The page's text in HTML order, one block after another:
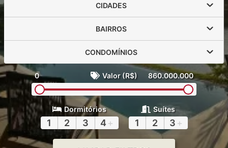
CIDADES
BAIRROS
CONDOMÍNIOS
0 Valor (R$) 860.000.000
Dormitórios
1 2 3 4 +
Suítes
1 2 3 +